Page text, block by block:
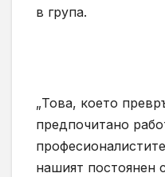
в група.
„Това, което
предпочитано
нашият постоянен